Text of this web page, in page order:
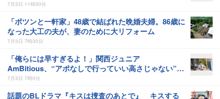
7月3日 11時30分
「ポツンと一軒家」48歳で結ばれた晩婚夫婦。86歳に
なった大工の夫が、妻のために大リフォーム
7月3日 7時30分
「俺らには早すぎるよ！」関西ジュニア
AmBitious、“アポなしで行っていい高さじゃない”ス
テーキの名店でビビりまくり
7月3日 7時0分
話題のBLドラマ『キスは捜査のあとで』 キスする